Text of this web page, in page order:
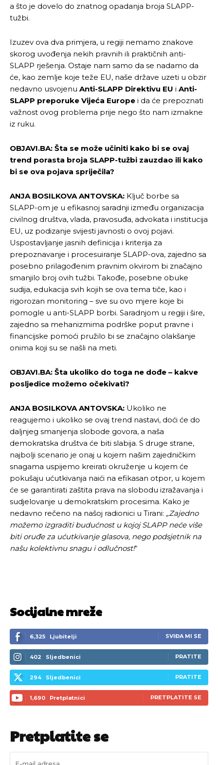
Objavi.ba
[wpuf_form id=”7463”]
Objavi.ba
[wpuf_form id=”7463”]
a što je dovelo do znatnog opadanja broja SLAPP-
tužbi.
Izuzev ova dva primjera, u regiji nemamo znakove
skorog uvođenja nekih pravnih ili praktičnih anti-
SLAPP rješenja. Ostaje nam samo da se nadamo da
će, kao zemlje koje teže EU, naše države uzeti u obzir
nedavno usvojenu Anti-SLAPP Direktivu EU i Anti-
SLAPP preporuke Vijeća Europe i da će prepoznati
važnost ovog problema prije nego što nam izmakne
iz ruku.
OBJAVI.BA: Šta se može učiniti kako bi se ovaj
trend porasta broja SLAPP-tužbi zauzdao ili kako
bi se ova pojava spriječila?
ANJA BOSILKOVA ANTOVSKA: Ključ borbe sa
SLAPP-om je u efikasnoj saradnji između organizacija
civilnog društva, vlada, pravosuđa, advokata i institucija
EU, uz podizanje svijesti javnosti o ovoj pojavi.
Uspostavljanje jasnih definicija i kriterija za
prepoznavanje i procesuiranje SLAPP-ova, zajedno sa
posebno prilagođenim pravnim okvirom bi značajno
smanjilo broj ovih tužbi. Takođe, posebne obuke
sudija, edukacija svih kojih se ova tema tiče, kao i
rigorozan monitoring – sve su ovo mjere koje bi
pomogle u anti-SLAPP borbi. Saradnjom u regiji i šire,
zajedno sa mehanizmima podrške poput pravne i
financijske pomoći pružilo bi se značajno olakšanje
onima koji su se našli na meti.
OBJAVI.BA: Šta ukoliko do toga ne dođe – kakve
posljedice možemo očekivati?
ANJA BOSILKOVA ANTOVSKA: Ukoliko ne
reagujemo i ukoliko se ovaj trend nastavi, doći će do
daljnjeg smanjenja slobode govora, a naša
demokratska društva će biti slabija. S druge strane,
najbolji scenario je onaj u kojem našim zajedničkim
snagama uspijemo kreirati okruženje u kojem će
pokušaju ućutkivanja naići na efikasan otpor, u kojem
će se garantirati zaštita prava na slobodu izražavanja i
sudjelovanje u demokratskim procesima. Kako je
nedavno rečeno na našoj radionici u Tirani: „Zajedno
možemo izgraditi budućnost u kojoj SLAPP neće više
biti oruđe za ućutkivanje glasova, nego podsjetnik na
našu kolektivnu snagu i odlučnost!“
Socijalne mreže
6,325 Ljubitelji SVIĐA MI SE
402 Sljedbenici PRATITE
294 Sljedbenici PRATITE
1,690 Pretplatnici PRETPLATITE SE
Pretplatite se